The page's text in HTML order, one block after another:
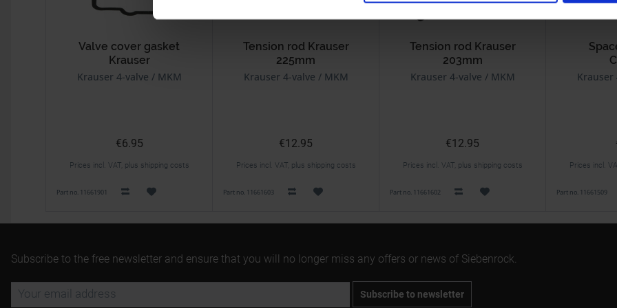
Valve cover gasket
Krauser
Krauser 4-valve / MKM
€6.95
Prices incl. VAT, plus shipping costs
Part no. 11661901
Tension rod Krauser
225mm
Krauser 4-valve / MKM
€12.95
Prices incl. VAT, plus shipping costs
Part no. 11661603
Tension rod Krauser
203mm
Krauser 4-valve / MKM
€12.95
Prices incl. VAT, plus shipping costs
Part no. 11661602
Krauser
Prices incl.
Part no. 11661509
Subscribe to the free newsletter and ensure that you will no longer miss any offers or news of Siebenrock.
Subscribe to newsletter